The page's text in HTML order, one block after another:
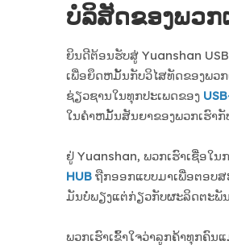
ບໍລິສັດຂອງພວກ
ຍິນດີຕ້ອນຮັບສູ່ Yuanshan
ເພື່ອຍຶດຫມັ້ນກັບວິໄສທັດຂອງພວ
ຊ່ຽວຊານໃນທຸກປະເພດຂອງ
ໃນຄໍາຫມັ້ນສັນຍາຂອງພວກເຮົາ
ຢູ່ Yuanshan, ພວກເຮົາເຊື່ອໃ
HUB ຖືກອອກແບບມາເພື່ອຕອບ
ມັນບໍ່ພຽງແຕ່ກ່ຽວກັບຜະລິດຕະພັ
ພວກເຮົາເຂົ້າໃຈວ່າລູກຄ້າທຸກຄົ